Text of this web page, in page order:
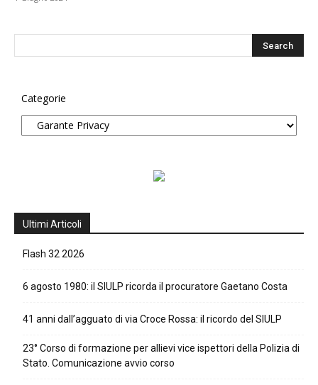
Categorie
Ultimi Articoli
Flash 32 2026
6 agosto 1980: il SIULP ricorda il procuratore Gaetano Costa
41 anni dall’agguato di via Croce Rossa: il ricordo del SIULP
23° Corso di formazione per allievi vice ispettori della Polizia di
Stato. Comunicazione avvio corso